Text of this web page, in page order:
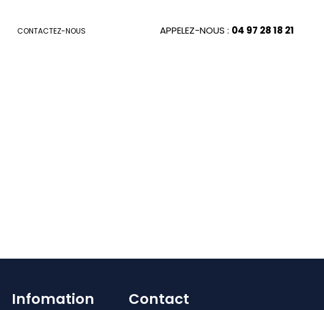
CONTACTEZ-NOUS APPELEZ-NOUS : 04 97 28 18 21
Infomation Contact